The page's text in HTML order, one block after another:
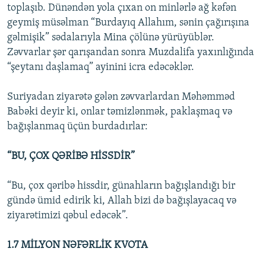
toplaşıb. Dünəndən yola çıxan on minlərlə ağ kəfən
geymiş müsəlman “Burdayıq Allahım, sənin çağırışına
gəlmişik” sədalarıyla Mina çölünə yürüyüblər.
Zəvvarlar şər qarışandan sonra Muzdalifa yaxınlığında
“şeytanı daşlamaq” ayinini icra edəcəklər.
Suriyadan ziyarətə gələn zəvvarlardan Məhəmməd
Babəki deyir ki, onlar təmizlənmək, paklaşmaq və
bağışlanmaq üçün burdadırlar:
“BU, ÇOX QƏRİBƏ HİSSDİR”
“Bu, çox qəribə hissdir, günahların bağışlandığı bir
gündə ümid edirik ki, Allah bizi də bağışlayacaq və
ziyarətimizi qəbul edəcək”.
1.7 MİLYON NƏFƏRLİK KVOTA